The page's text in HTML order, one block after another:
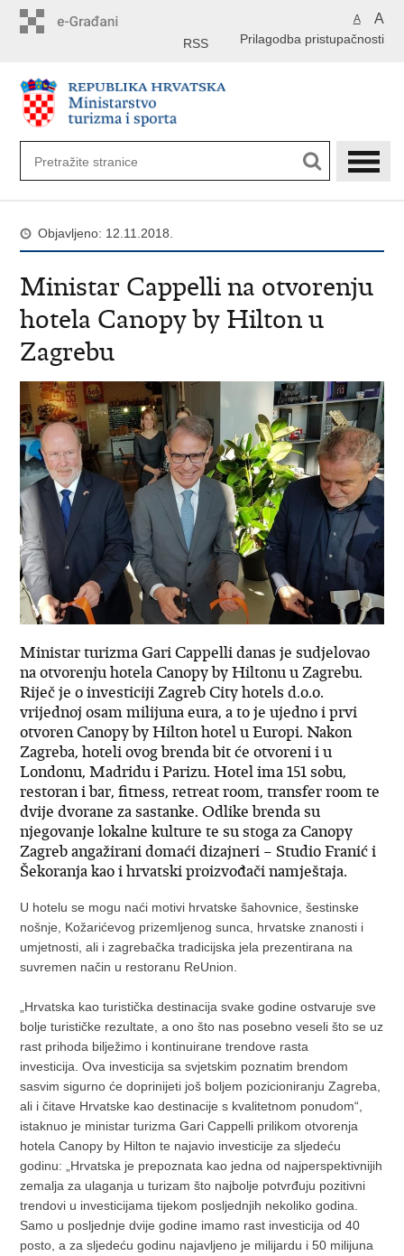
A A
Prilagodba pristupačnosti
RSS
Objavljeno: 12.11.2018.
Ministar Cappelli na otvorenju
hotela Canopy by Hilton u
Zagrebu
Ministar turizma Gari Cappelli danas je sudjelovao
na otvorenju hotela Canopy by Hiltonu u Zagrebu.
Riječ je o investiciji Zagreb City hotels d.o.o.
vrijednoj osam milijuna eura, a to je ujedno i prvi
otvoren Canopy by Hilton hotel u Europi. Nakon
Zagreba, hoteli ovog brenda bit će otvoreni i u
Londonu, Madridu i Parizu. Hotel ima 151 sobu,
restoran i bar, fitness, retreat room, transfer room te
dvije dvorane za sastanke. Odlike brenda su
njegovanje lokalne kulture te su stoga za Canopy
Zagreb angažirani domaći dizajneri – Studio Franić i
Šekoranja kao i hrvatski proizvođači namještaja.
U hotelu se mogu naći motivi hrvatske šahovnice, šestinske
nošnje, Kožarićevog prizemljenog sunca, hrvatske znanosti i
umjetnosti, ali i zagrebačka tradicijska jela prezentirana na
suvremen način u restoranu ReUnion.
„Hrvatska kao turistička destinacija svake godine ostvaruje sve
bolje turističke rezultate, a ono što nas posebno veseli što se uz
rast prihoda bilježimo i kontinuirane trendove rasta
investicija. Ova investicija sa svjetskim poznatim brendom
sasvim sigurno će doprinijeti još boljem pozicioniranju Zagreba,
ali i čitave Hrvatske kao destinacije s kvalitetnom ponudom“,
istaknuo je ministar turizma Gari Cappelli prilikom otvorenja
hotela Canopy by Hilton te najavio investicije za sljedeću
godinu: „Hrvatska je prepoznata kao jedna od najperspektivnijih
zemalja za ulaganja u turizam što najbolje potvrđuju pozitivni
trendovi u investicijama tijekom posljednjih nekoliko godina.
Samo u posljednje dvije godine imamo rast investicija od 40
posto, a za sljedeću godinu najavljeno je milijardu i 50 milijuna